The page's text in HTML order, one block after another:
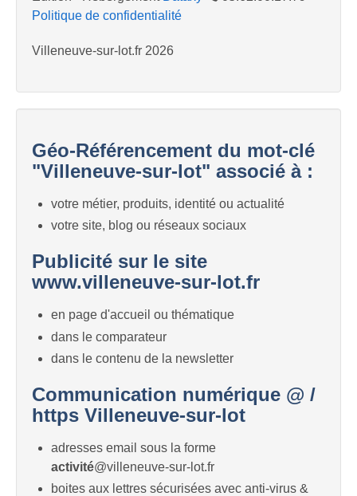
Politique de confidentialité
Villeneuve-sur-lot.fr 2026
Géo-Référencement du mot-clé
"Villeneuve-sur-lot" associé à :
votre métier, produits, identité ou actualité
votre site, blog ou réseaux sociaux
Publicité sur le site
www.villeneuve-sur-lot.fr
en page d'accueil ou thématique
dans le comparateur
dans le contenu de la newsletter
Communication numérique @ /
https Villeneuve-sur-lot
adresses email sous la forme
activité@villeneuve-sur-lot.fr
boites aux lettres sécurisées avec anti-virus &